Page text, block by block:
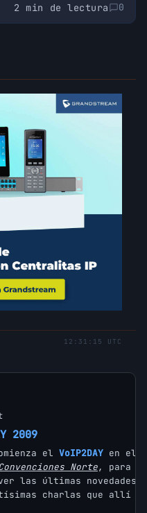
2 min de lectura 0
12:31:15 UTC
2009
el VoIP2DAY en el
Norte, para
las últimas novedades
charlas que allí